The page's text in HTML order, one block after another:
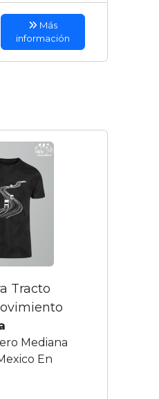
Más
información
Tracto
Mediana
En